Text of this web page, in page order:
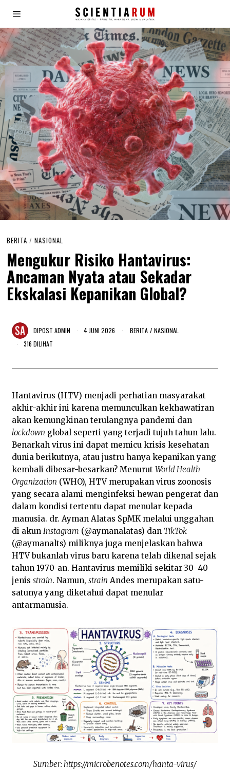
BERITA / NASIONAL
Mengukur Risiko Hantavirus:
Ancaman Nyata atau Sekadar
Ekskalasi Kepanikan Global?
DIPOST ADMIN 4 JUNI 2026
2
6
BERITA / NASIONAL
316 DILIHAT
Hantavirus (HTV) menjadi perhatian masyarakat
akhir-akhir ini karena memunculkan kekhawatiran
akan kemungkinan terulangnya pandemi dan
lockdown global seperti yang terjadi tujuh tahun lalu.
Benarkah virus ini dapat memicu krisis kesehatan
dunia berikutnya, atau justru hanya kepanikan yang
kembali dibesar-besarkan? Menurut World Health
Organization (WHO), HTV merupakan virus zoonosis
yang secara alami menginfeksi hewan pengerat dan
dalam kondisi tertentu dapat menular kepada
manusia. dr. Ayman Alatas SpMK melalui unggahan
di akun Instagram (@aymanalatas) dan TikTok
(@aymanalts) miliknya juga menjelaskan bahwa
HTV bukanlah virus baru karena telah dikenal sejak
tahun 1970-an. Hantavirus memiliki sekitar 30–40
jenis strain. Namun, strain Andes merupakan satu-
satunya yang diketahui dapat menular
antarmanusia.
Sumber: https://microbenotes.com/hanta-virus/